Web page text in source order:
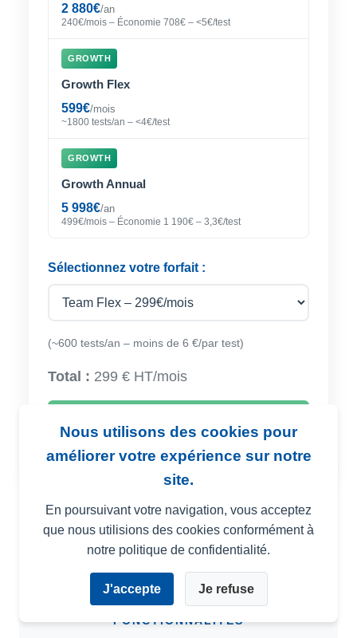
Nous utilisons des cookies pour
améliorer votre expérience sur notre
site.
En poursuivant votre navigation, vous acceptez
que nous utilisions des cookies conformément à
notre politique de confidentialité.
J'accepte Je refuse
2 880€/an
240€/mois – Économie 708€ – <5€/test
GROWTH
Growth Flex
599€/mois
~1800 tests/an – <4€/test
GROWTH
Growth Annual
5 998€/an
499€/mois – Économie 1 190€ – 3,3€/test
Sélectionnez votre forfait :
(~600 tests/an – moins de 6 €/par test)
Total : 299 € HT/mois
FONCTIONNALITÉS